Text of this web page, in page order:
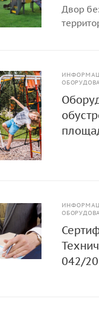
Двор
042/